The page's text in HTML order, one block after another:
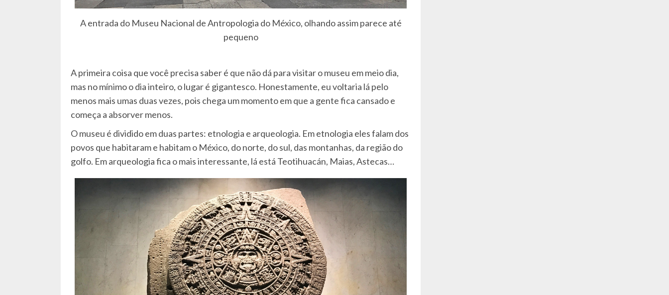
A entrada do Museu Nacional de Antropologia do México, olhando assim parece até
pequeno
A primeira coisa que você precisa saber é que não dá para visitar o museu em meio dia,
mas no mínimo o dia inteiro, o lugar é gigantesco. Honestamente, eu voltaria lá pelo
menos mais umas duas vezes, pois chega um momento em que a gente fica cansado e
começa a absorver menos.
O museu é dividido em duas partes: etnologia e arqueologia. Em etnologia eles falam dos
povos que habitaram e habitam o México, do norte, do sul, das montanhas, da região do
golfo. Em arqueologia fica o mais interessante, lá está Teotihuacán, Maias, Astecas…